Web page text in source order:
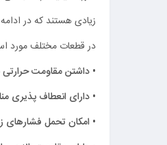
زیادی هستند که در
در قطعات مختلف مورد
• داشتن مقاومت حرارتی
• دارای انعطاف پذیری
• امکان تحمل فشارهای